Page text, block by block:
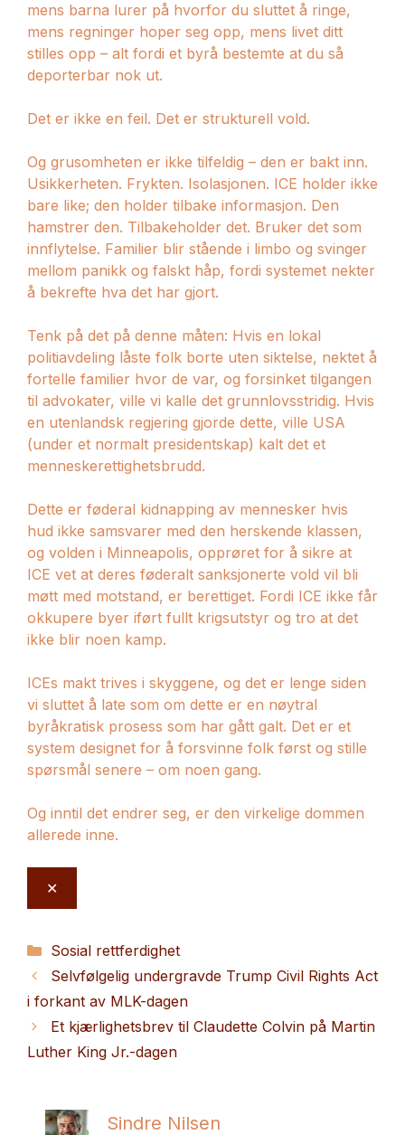
mens barna lurer på hvorfor du sluttet å ringe,
mens regninger hoper seg opp, mens livet ditt
stilles opp – alt fordi et byrå bestemte at du så
deporterbar nok ut.
Det er ikke en feil. Det er strukturell vold.
Og grusomheten er ikke tilfeldig – den er bakt inn.
Usikkerheten. Frykten. Isolasjonen. ICE holder ikke
bare like; den holder tilbake informasjon. Den
hamstrer den. Tilbakeholder det. Bruker det som
innflytelse. Familier blir stående i limbo og svinger
mellom panikk og falskt håp, fordi systemet nekter
å bekrefte hva det har gjort.
Tenk på det på denne måten: Hvis en lokal
politiavdeling låste folk borte uten siktelse, nektet å
fortelle familier hvor de var, og forsinket tilgangen
til advokater, ville vi kalle det grunnlovsstridig. Hvis
en utenlandsk regjering gjorde dette, ville USA
(under et normalt presidentskap) kalt det et
menneskerettighetsbrudd.
Dette er føderal kidnapping av mennesker hvis
hud ikke samsvarer med den herskende klassen,
og volden i Minneapolis, opprøret for å sikre at
ICE vet at deres føderalt sanksjonerte vold vil bli
møtt med motstand, er berettiget. Fordi ICE ikke får
okkupere byer iført fullt krigsutstyr og tro at det
ikke blir noen kamp.
ICEs makt trives i skyggene, og det er lenge siden
vi sluttet å late som om dette er en nøytral
byråkratisk prosess som har gått galt. Det er et
system designet for å forsvinne folk først og stille
spørsmål senere – om noen gang.
Og inntil det endrer seg, er den virkelige dommen
allerede inne.
✕
Kategorier
Sosial rettferdighet
Selvfølgelig undergravde Trump Civil Rights Act
i forkant av MLK-dagen
Et kjærlighetsbrev til Claudette Colvin på Martin
Luther King Jr.-dagen
Sindre Nilsen